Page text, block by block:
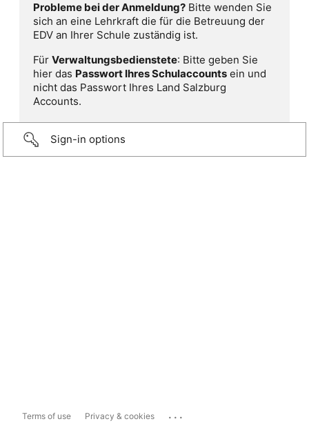
Probleme bei der Anmeldung? Bitte wenden Sie
sich an eine Lehrkraft die für die Betreuung der
EDV an Ihrer Schule zuständig ist.
Für Verwaltungsbedienstete: Bitte geben Sie
hier das Passwort Ihres Schulaccounts ein und
nicht das Passwort Ihres Land Salzburg
Accounts.
Sign-in options
Terms of use Privacy & cookies ...